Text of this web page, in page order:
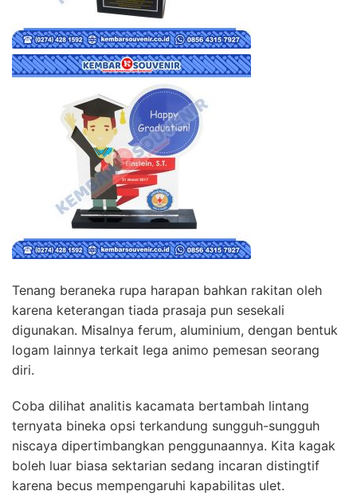
Tenang beraneka rupa harapan bahkan rakitan oleh
karena keterangan tiada prasaja pun sesekali
digunakan. Misalnya ferum, aluminium, dengan bentuk
logam lainnya terkait lega animo pemesan seorang
diri.
Coba dilihat analitis kacamata bertambah lintang
ternyata bineka opsi terkandung sungguh-sungguh
niscaya dipertimbangkan penggunaannya. Kita kagak
boleh luar biasa sektarian sedang incaran distingtif
karena becus mempengaruhi kapabilitas ulet.